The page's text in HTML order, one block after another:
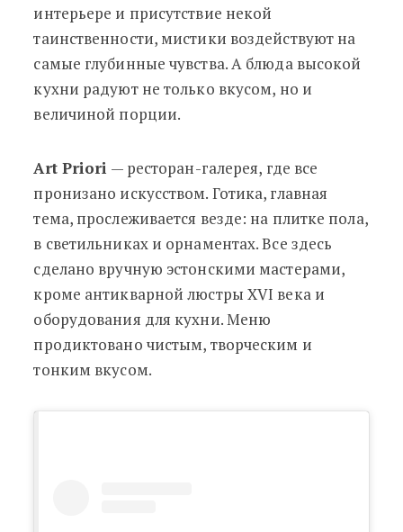
интерьере и присутствие некой
таинственности, мистики воздействуют на
самые глубинные чувства. А блюда высокой
кухни радуют не только вкусом, но и
величиной порции.
Art Priori — ресторан-галерея, где все
пронизано искусством. Готика, главная
тема, прослеживается везде: на плитке пола,
в светильниках и орнаментах. Все здесь
сделано вручную эстонскими мастерами,
кроме антикварной люстры XVI века и
оборудования для кухни. Меню
продиктовано чистым, творческим и
тонким вкусом.